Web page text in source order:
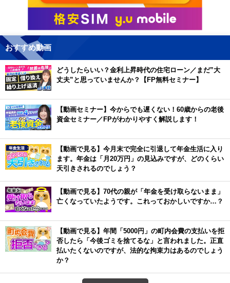
おすすめ動画
どうしたらいい？金利上昇時代の住宅ローン／まだ”大
丈夫”と思っていませんか？【FP無料セミナー】
【動画セミナー】今からでも遅くない！60歳からの老後
資金セミナー／FPがわかりやすく解説します！
【動画で見る】今月末で完全に引退して年金生活に入り
ます。年金は「月20万円」の見込みですが、どのくらい
天引きされるのでしょう？
【動画で見る】70代の親が「年金を受け取らないまま」
亡くなっていたようです。これっておかしいですか…？
【動画で見る】年間「5000円」の町内会費の支払いを拒
否したら「今後ゴミを捨てるな」と言われました。正直
払いたくないのですが、法的な拘束力はあるのでしょう
か？